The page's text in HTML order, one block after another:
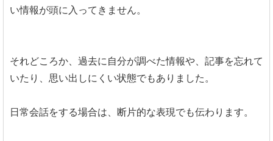
い情報が頭に入ってきません。
それどころか、過去に自分が調べた情報や、記事を忘れて
いたり、思い出しにくい状態でもありました。
日常会話をする場合は、断片的な表現でも伝わります。